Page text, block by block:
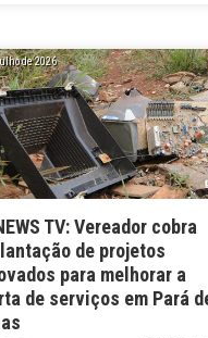
de 2026
TV: Vereador cobra
de projetos
para melhorar a
de serviços em Pará